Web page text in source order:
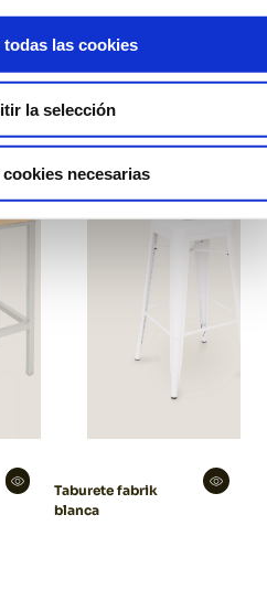
las cookies
la selección
necesarias
Taburete aire
Taburete fabrik
blanca